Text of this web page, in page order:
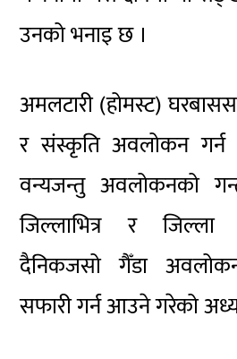
उनको भनाइ छ ।
अमलटारी (होमस्ट)
र संस्कृति अवलोकन गर्न
वन्यजन्तु अवलोकनको
जिल्लाभित्र र जिल्ला
दैनिकजसो गैँडा
सफारी गर्न आउने गरेको